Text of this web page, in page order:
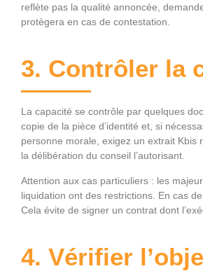
reflète pas la qualité annoncée,
protègera en cas de contestation.
3. Contrôler la
La capacité se contrôle par quelques
copie de la pièce d’identité et, si
personne morale, exigez un extrait
la délibération du conseil l’autorisant.
Attention aux cas particuliers : les
liquidation ont des restrictions. En cas
Cela évite de signer un contrat dont
4. Vérifier